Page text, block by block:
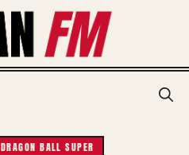
DRAGON BALL SUPER